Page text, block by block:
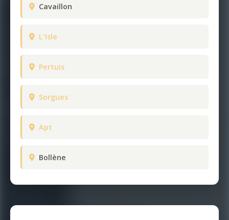
Cavaillon
L'Isle
Pertuis
Sorgues
Apt
Bollène